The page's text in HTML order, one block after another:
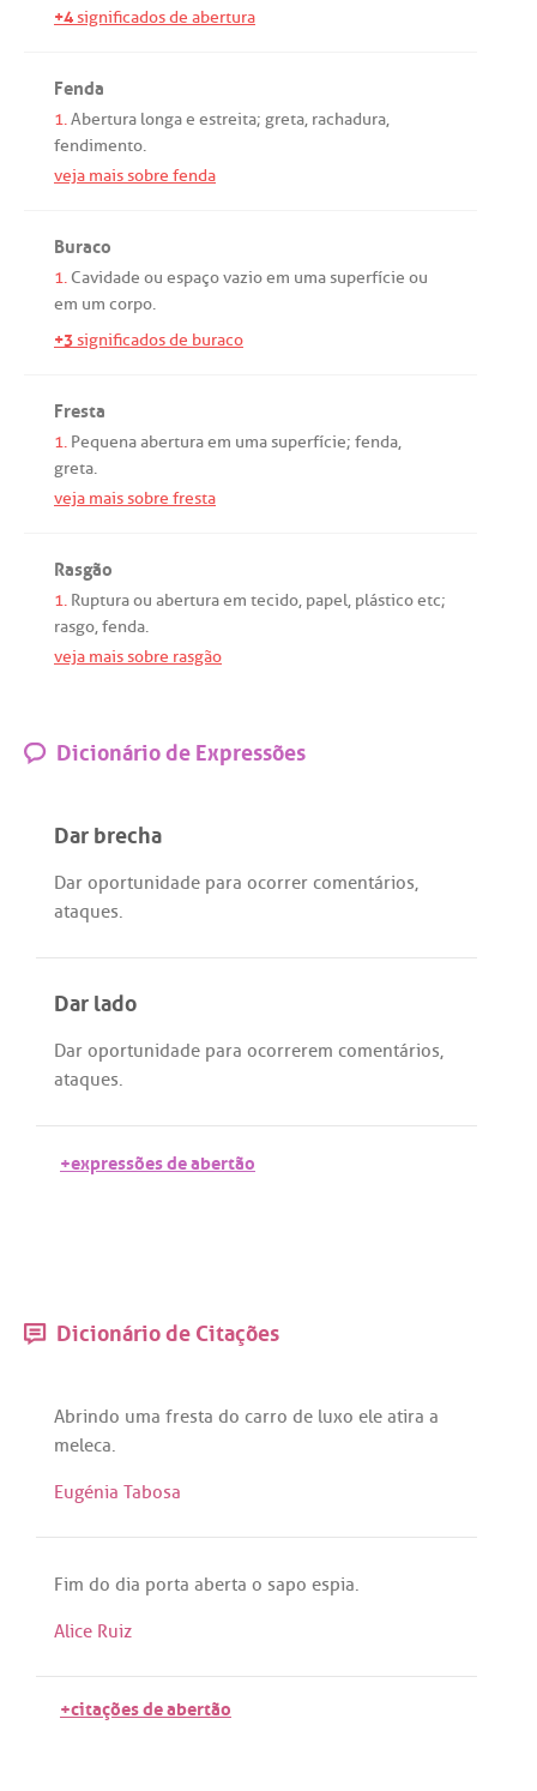
+4significados de abertura
Fenda
1.Abertura longae estreita; greta, rachadura,
fendimento.
veja mais sobre fenda
Buraco
1. Cavidade ou espaçovazioem umasuperfície ou
em um corpo.
+3significados de buraco
Fresta
1. Pequenaaberturaem umasuperfície; fenda,
greta.
veja mais sobre fresta
Rasgão
1. Rupturaou aberturaem tecido, papel, plásticoetc;
rasgo,fenda.
veja mais sobre rasgão
Dicionário de Expressões
Dar brecha
Dar oportunidade para ocorrer comentários,
ataques.
Dar lado
Dar oportunidade para ocorrerem comentários,
ataques.
+expressões de abertão
Dicionário de Citações
Abrindo uma fresta do carro de luxo ele atira a
meleca.
Eugénia Tabosa
Fim do dia porta aberta o sapo espia.
Alice Ruiz
+citações de abertão